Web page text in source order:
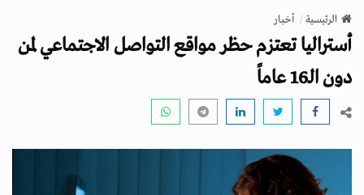
v
i
g
a
t
n
الرئيسية أخبار
أستراليا تعتزم حظر مواقع التواصل الاجتماعي لمن
دون الـ16 عاماً